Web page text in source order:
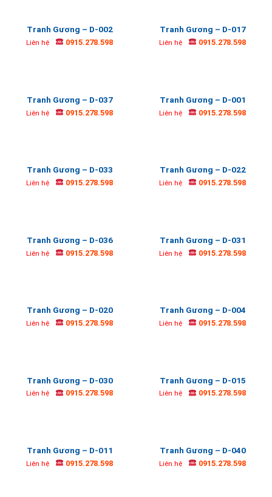
Tranh Gương – D-002
Liên hệ 0915.278.598
Tranh Gương – D-017
Liên hệ 0915.278.598
Tranh Gương – D-037
Liên hệ 0915.278.598
Tranh Gương – D-001
Liên hệ 0915.278.598
Tranh Gương – D-033
Liên hệ 0915.278.598
Tranh Gương – D-022
Liên hệ 0915.278.598
Tranh Gương – D-036
Liên hệ 0915.278.598
Tranh Gương – D-031
Liên hệ 0915.278.598
Tranh Gương – D-020
Liên hệ 0915.278.598
Tranh Gương – D-004
Liên hệ 0915.278.598
Tranh Gương – D-030
Liên hệ 0915.278.598
Tranh Gương – D-015
Liên hệ 0915.278.598
Tranh Gương – D-011
Liên hệ 0915.278.598
Tranh Gương – D-040
Liên hệ 0915.278.598